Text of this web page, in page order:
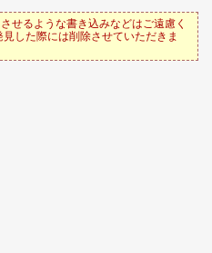
せるような書き込みなどはご遠慮く
した際には削除させていただきま